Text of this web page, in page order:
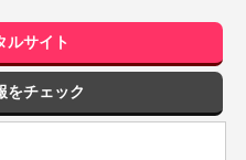
かなり安心です。
した。地図上で位置が動く
ルサイト
をチェック